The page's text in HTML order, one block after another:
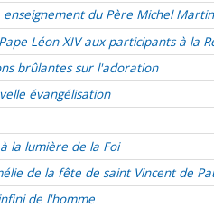
du Père Michel
Léon XIV aux participants à la
brûlantes sur l'adoration
évangélisation
la lumière de la Foi
de la fête de saint Vincent de
de l'homme